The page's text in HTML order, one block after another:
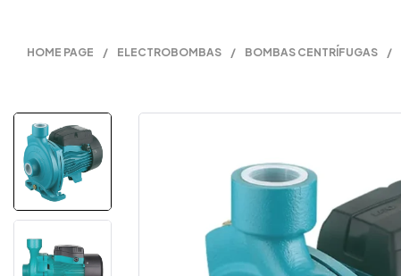
HOME PAGE / ELECTROBOMBAS / BOMBAS CENTRÍFUGAS /